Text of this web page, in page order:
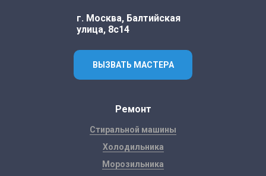
г. Москва, Балтийская
улица, 8с14
ВЫЗВАТЬ МАСТЕРА
Ремонт
Стиральной машины
Холодильника
Морозильника